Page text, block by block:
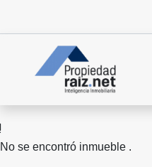
No se encontró inmueble .